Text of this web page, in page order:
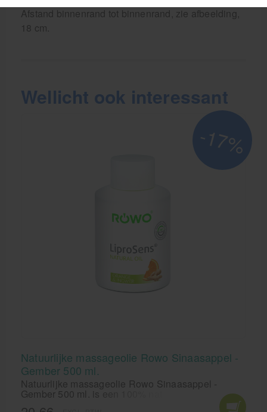
Afstand binnenrand tot binnenrand, zie afbeelding,
18 cm.
Wellicht ook interessant
-17%
Natuurlijke massageolie Rowo Sinaasappel -
Gember 500 ml.
Natuurlijke massageolie Rowo Sinaasappel -
Gember 500 ml. is een 100% natuurlijke massage